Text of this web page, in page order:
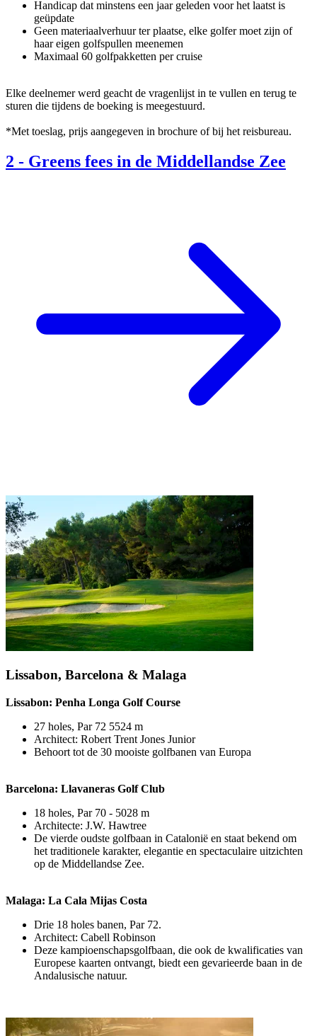
Handicap dat minstens een jaar geleden voor het laatst is
geüpdate
Geen materiaalverhuur ter plaatse, elke golfer moet zijn of
haar eigen golfspullen meenemen
Maximaal 60 golfpakketten per cruise
Elke deelnemer werd geacht de vragenlijst in te vullen en terug te
sturen die tijdens de boeking is meegestuurd.
*Met toeslag, prijs aangegeven in brochure of bij het reisbureau.
2 - Greens fees in de Middellandse Zee
Lissabon, Barcelona & Malaga
Lissabon: Penha Longa Golf Course
27 holes, Par 72 5524 m
Architect: Robert Trent Jones Junior
Behoort tot de 30 mooiste golfbanen van Europa
Barcelona: Llavaneras Golf Club
18 holes, Par 70 - 5028 m
Architecte: J.W. Hawtree
De vierde oudste golfbaan in Catalonië en staat bekend om
het traditionele karakter, elegantie en spectaculaire uitzichten
op de Middellandse Zee.
Malaga: La Cala Mijas Costa
Drie 18 holes banen, Par 72.
Architect: Cabell Robinson
Deze kampioenschapsgolfbaan, die ook de kwalificaties van
Europese kaarten ontvangt, biedt een gevarieerde baan in de
Andalusische natuur.